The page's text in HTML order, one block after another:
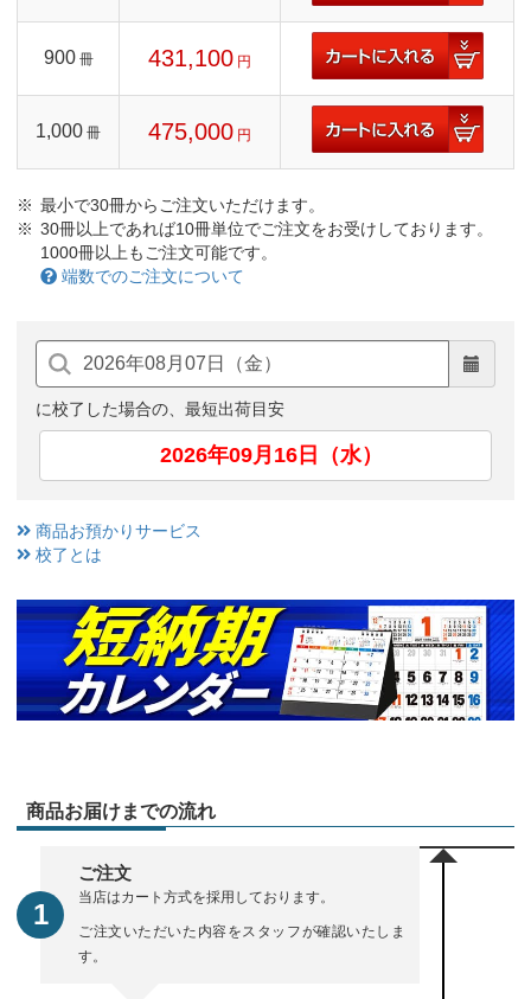
900 冊 431,100 円
1,000 冊 475,000 円
最小で30冊からご注文いただけます。
30冊以上であれば10冊単位でご注文をお受けしております。
1000冊以上もご注文可能です。
端数でのご注文について
に校了した場合の、最短出荷目安
2026年09月16日（水）
商品お預かりサービス
校了とは
商品お届けまでの流れ
ご注文
当店はカート方式を採用しております。
ご注文いただいた内容をスタッフが確認いたしま
す。